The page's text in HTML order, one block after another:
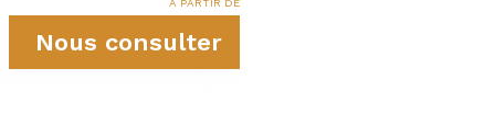
À PARTIR DE
Nous consulter